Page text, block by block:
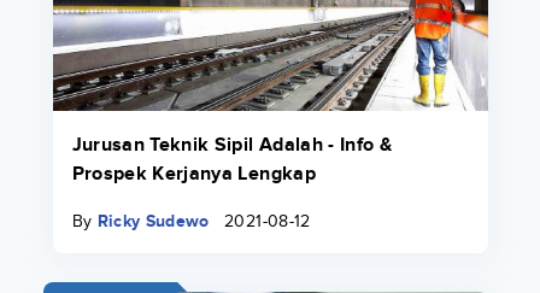
Jurusan Teknik Sipil Adalah - Info &
Prospek Kerjanya Lengkap
By Ricky Sudewo 2021-08-12